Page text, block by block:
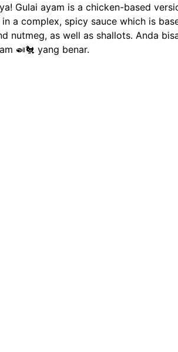
Gulai ayam is a chicken-based
a complex, spicy sauce which is
as well as shallots. Anda
🍛🐔 yang benar.